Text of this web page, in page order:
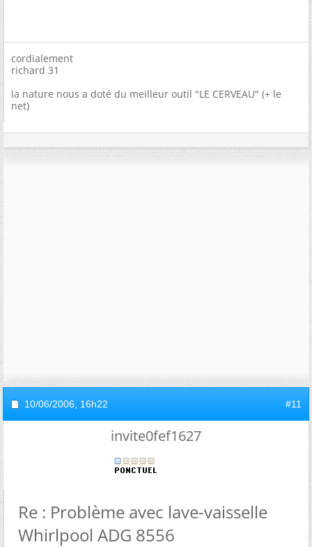
cordialement
richard 31
la nature nous a doté du meilleur outil "LE CERVEAU" (+ le
net)
10/06/2006, 16h22 #11
invite0fef1627
Re : Problème avec lave-vaisselle
Whirlpool ADG 8556